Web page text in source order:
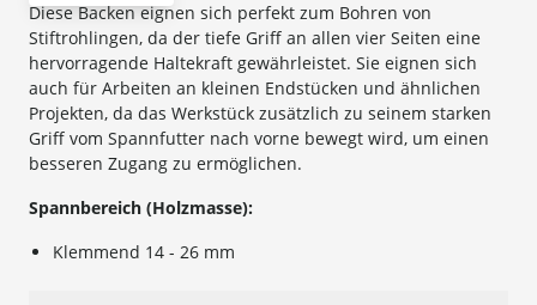
Diese Backen eignen sich perfekt zum Bohren von
Stiftrohlingen, da der tiefe Griff an allen vier Seiten eine
hervorragende Haltekraft gewährleistet. Sie eignen sich
auch für Arbeiten an kleinen Endstücken und ähnlichen
Projekten, da das Werkstück zusätzlich zu seinem starken
Griff vom Spannfutter nach vorne bewegt wird, um einen
besseren Zugang zu ermöglichen.
Spannbereich (Holzmasse):
Klemmend 14 - 26 mm